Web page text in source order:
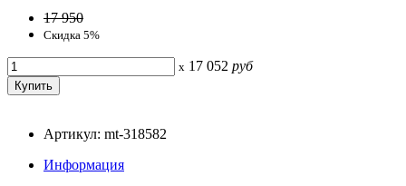
17 950
Скидка 5%
x 17 052 руб
Артикул: mt-318582
Информация